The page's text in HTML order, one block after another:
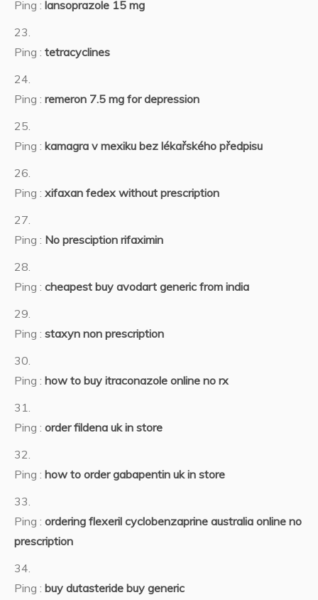
Ping : lansoprazole 15 mg
Ping : tetracyclines
Ping : remeron 7.5 mg for depression
Ping : kamagra v mexiku bez lékařského předpisu
Ping : xifaxan fedex without prescription
Ping : No presciption rifaximin
Ping : cheapest buy avodart generic from india
Ping : staxyn non prescription
Ping : how to buy itraconazole online no rx
Ping : order fildena uk in store
Ping : how to order gabapentin uk in store
Ping : ordering flexeril cyclobenzaprine australia online no
prescription
Ping : buy dutasteride buy generic